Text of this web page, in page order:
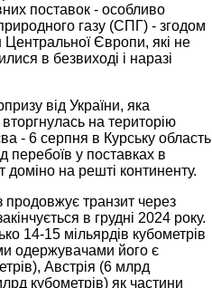
поставок - особливо
газу (СПГ) - згодом
Європи, які не
в безвиході і наразі
від України, яка
на територію
- 6 серпня в Курську область
перебоїв у поставках в
доміно на решті континенту.
продовжує транзит через
в грудні 2024 року.
14-15 мільярдів кубометрів
одержувачами його є
Австрія (6 млрд
кубометрів) як частини